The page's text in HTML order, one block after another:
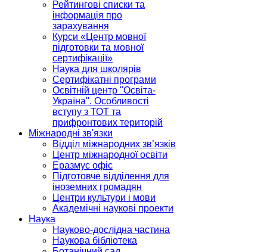
Рейтингові списки та
інформація про
зарахування
Курси «Центр мовної
підготовки та мовної
сертифікації»
Наука для школярів
Сертифікатні програми
Освітній центр "Освіта-
Україна". Особливості
вступу з ТОТ та
прифронтових територій
Міжнародні зв'язки
Відділ міжнародних зв’язків
Центр міжнародної освіти
Еразмус офіс
Підготовче відділення для
іноземних громадян
Центри культури і мови
Академічні наукові проекти
Наука
Науково-дослідна частина
Наукова бібліотека